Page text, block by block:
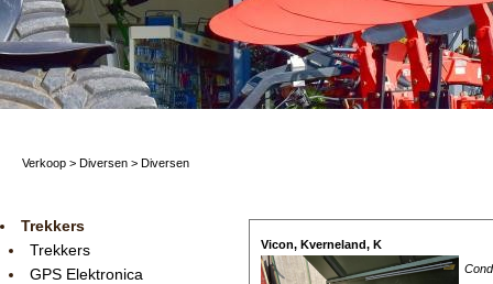
Verkoop > Diversen > Diversen
Trekkers
Trekkers
GPS Elektronica
Vicon, Kverneland, K